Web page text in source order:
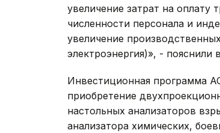
увеличение затрат на оплату
численности персонала и
увеличение
электроэнергия)», - пояснили
Инвестиционная программа
приобретение
настольных анализаторов
анализатора химических,